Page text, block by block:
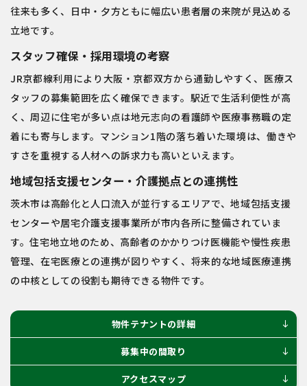
往来も多く、日中・夕方ともに幅広い患者層の来院が見込める
立地です。
スタッフ確保・採用環境の考察
JR京都線利用により大阪・京都双方から通勤しやすく、医療ス
タッフの募集範囲を広く確保できます。駅近で生活利便性が高
く、周辺に住宅が多い点は地元志向の看護師や医療事務職の定
着にも寄与します。マンション1階の落ち着いた環境は、働きや
すさを重視する人材への訴求力も高いといえます。
地域包括支援センター・介護拠点との連携性
茨木市は高齢化と人口流入が並行するエリアで、地域包括支援
センターや居宅介護支援事業所が市内各所に整備されていま
す。住宅地立地のため、高齢者のかかりつけ医機能や慢性疾患
管理、在宅医療との連携が図りやすく、将来的な地域医療連携
の中核としての役割も期待できる物件です。
物件テナントの詳細 south
募集中の間取り south
アクセスマップ south